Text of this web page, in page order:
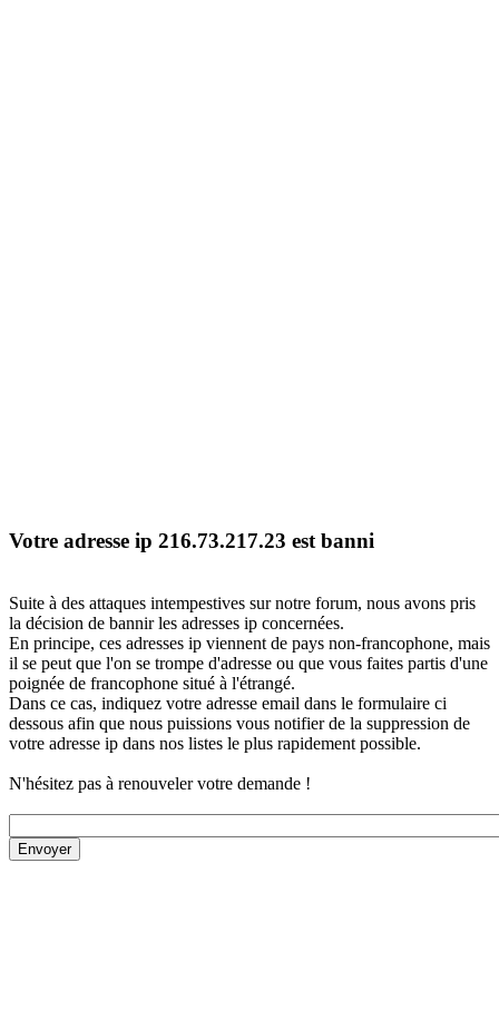
Votre adresse ip 216.73.217.23 est banni
Suite à des attaques intempestives sur notre forum, nous avons pris
la décision de bannir les adresses ip concernées.
En principe, ces adresses ip viennent de pays non-francophone, mais
il se peut que l'on se trompe d'adresse ou que vous faites partis d'une
poignée de francophone situé à l'étrangé.
Dans ce cas, indiquez votre adresse email dans le formulaire ci
dessous afin que nous puissions vous notifier de la suppression de
votre adresse ip dans nos listes le plus rapidement possible.
N'hésitez pas à renouveler votre demande !